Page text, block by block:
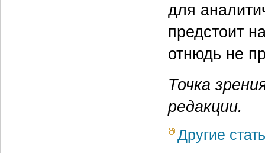
для
предстоит
отнюдь не
Точка
редакции.
Другие